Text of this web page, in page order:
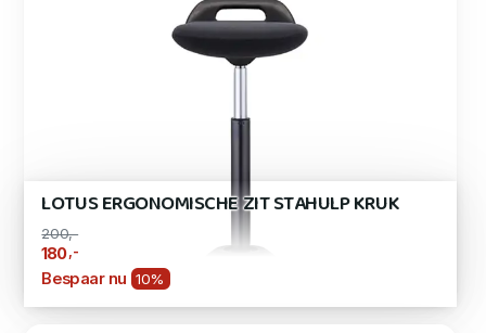
LOTUS ERGONOMISCHE ZIT STAHULP KRUK
200,-
180,-
Bespaar nu 10%